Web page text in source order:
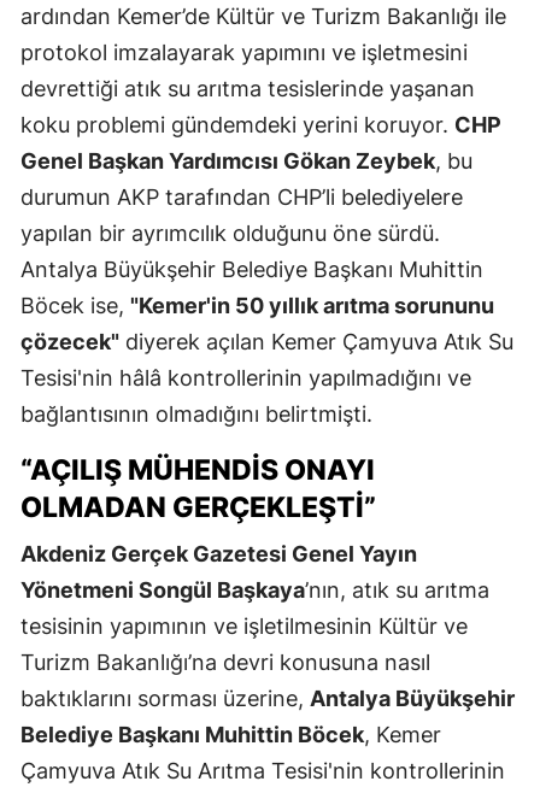
ardından Kemer’de Kültür ve Turizm Bakanlığı ile
protokol imzalayarak yapımını ve işletmesini
devrettiği atık su arıtma tesislerinde yaşanan
koku problemi gündemdeki yerini koruyor. CHP
Genel Başkan Yardımcısı Gökan Zeybek, bu
durumun AKP tarafından CHP’li belediyelere
yapılan bir ayrımcılık olduğunu öne sürdü.
Antalya Büyükşehir Belediye Başkanı Muhittin
Böcek ise, "Kemer'in 50 yıllık arıtma sorununu
çözecek" diyerek açılan Kemer Çamyuva Atık Su
Tesisi'nin hâlâ kontrollerinin yapılmadığını ve
bağlantısının olmadığını belirtmişti.
“AÇILIŞ MÜHENDİS ONAYI
OLMADAN GERÇEKLEŞTİ”
Akdeniz Gerçek Gazetesi Genel Yayın
Yönetmeni Songül Başkaya’nın, atık su arıtma
tesisinin yapımının ve işletilmesinin Kültür ve
Turizm Bakanlığı’na devri konusuna nasıl
baktıklarını sorması üzerine, Antalya Büyükşehir
Belediye Başkanı Muhittin Böcek, Kemer
Çamyuva Atık Su Arıtma Tesisi'nin kontrollerinin